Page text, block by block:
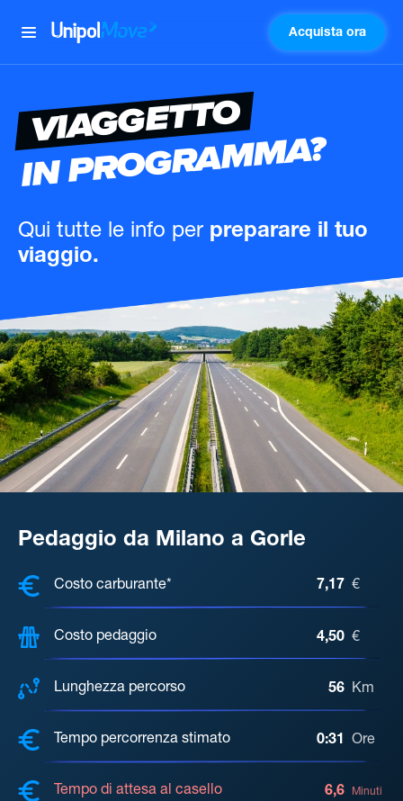
UnipolMove Acquista ora
VIAGGETTO
IN PROGRAMMA?
Qui tutte le info per preparare il tuo
viaggio.
Pedaggio da Milano a Gorle
COSTI, DISTANZA, TEMPO DI
Costo carburante* 7,17 €
Costo pedaggio 4,50 €
Lunghezza percorso 56 Km
Tempo percorrenza stimato 0:31 Ore
Tempo di attesa al casello 6,6 Minuti